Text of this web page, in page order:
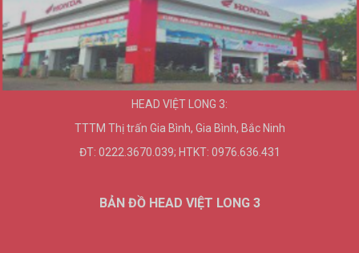
HEAD VIỆT LONG 3:
TTTM Thị trấn Gia Bình, Gia Bình, Bắc Ninh
ĐT: 0222.3670.039; HTKT: 0976.636.431
BẢN ĐỒ HEAD VIỆT LONG 3